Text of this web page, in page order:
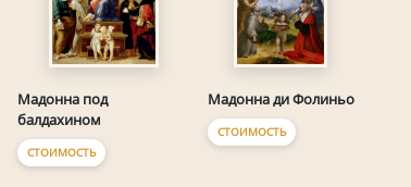
Мадонна под
балдахином
СТОИМОСТЬ
Мадонна ди Фолиньо
СТОИМОСТЬ